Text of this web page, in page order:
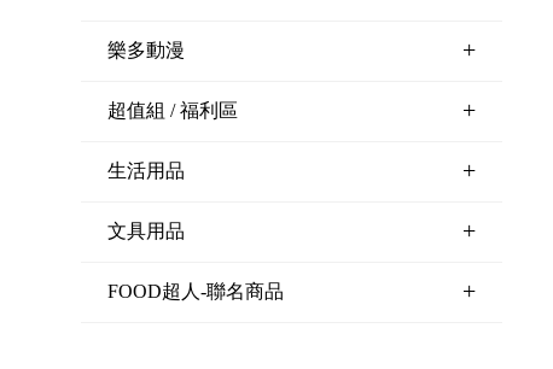
樂多動漫 +
超值組 / 福利區 +
生活用品 +
文具用品 +
FOOD超人-聯名商品 +